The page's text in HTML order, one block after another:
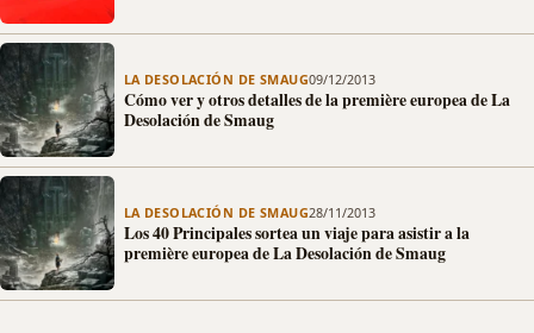
LA DESOLACIÓN DE SMAUG09/12/2013
Cómo ver y otros detalles de la première europea de La
Desolación de Smaug
LA DESOLACIÓN DE SMAUG28/11/2013
Los 40 Principales sortea un viaje para asistir a la
première europea de La Desolación de Smaug